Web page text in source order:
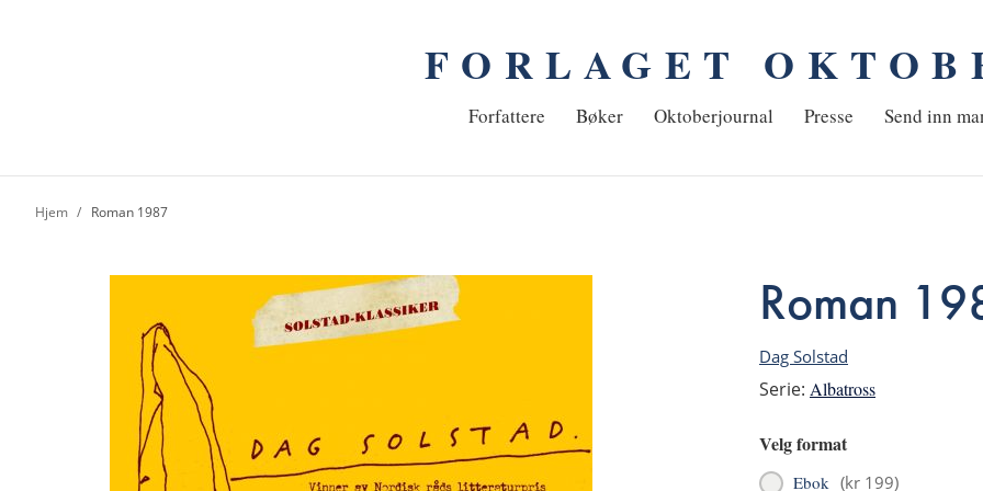
FORLAGET
Hjem
Forfattere Bøker Oktoberjournal Presse Send inn
Hjem Roman 1987
Roman
Dag Solstad
Serie: Albatross
Velg format
Ebok (kr 199)